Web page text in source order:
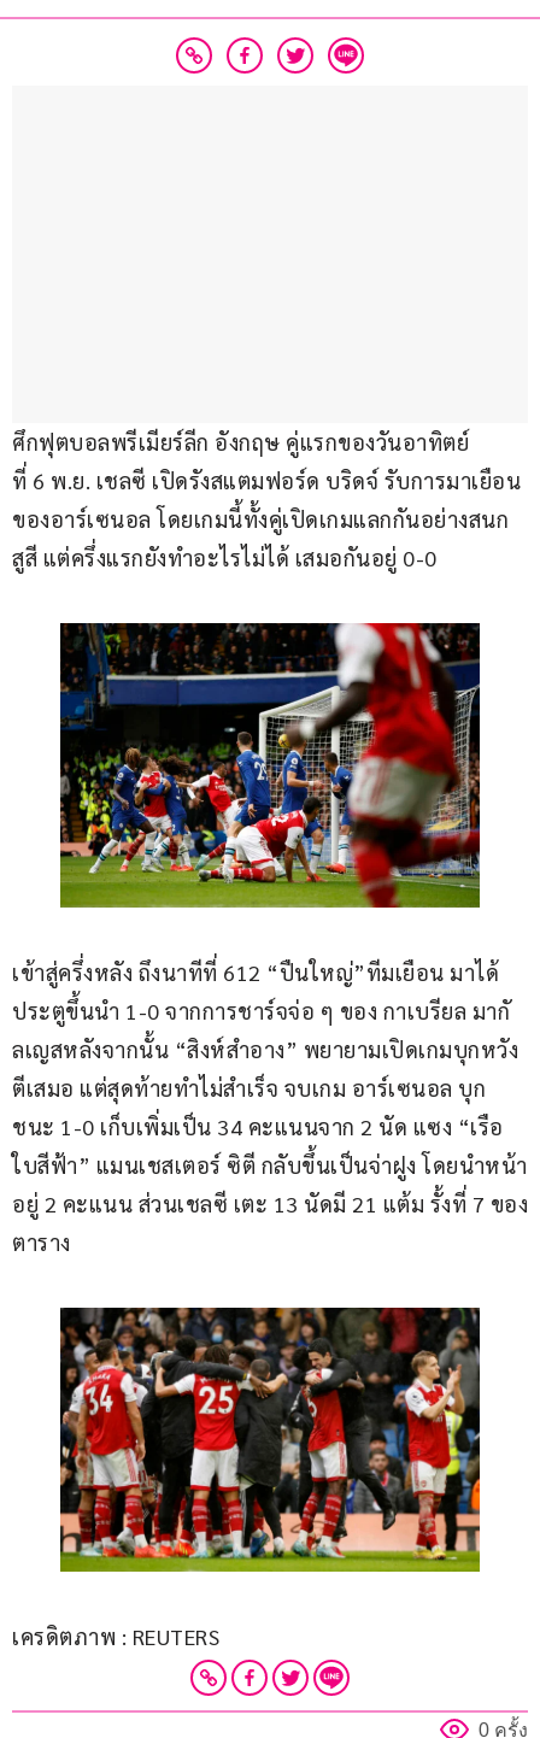
ศึกฟุตบอลพรีเมียร์ลีก อังกฤษ คู่แรกของวันอาทิตย์
ที่ 6 พ.ย. เชลซี เปิดรังสแตมฟอร์ด บริดจ์ รับการมาเยือน
ของอาร์เซนอล โดยเกมนี้ทั้งคู่เปิดเกมแลกกันอย่างสนก
สูสี แต่ครึ่งแรกยังทำอะไรไม่ได้ เสมอกันอยู่ 0-0
เข้าสู่ครึ่งหลัง ถึงนาทีที่ 612 “ปืนใหญ่”​ทีมเยือน มาได้
ประตูขึ้นนำ 1-0 จากการชาร์จจ่อ ๆ ของ กาเบรียล มากั
ลเญสหลังจากนั้น “สิงห์สำอาง” พยายามเปิดเกมบุกหวัง
ตีเสมอ แต่สุดท้ายทำไม่สำเร็จ จบเกม อาร์เซนอล บุก
ชนะ 1-0 เก็บเพิ่มเป็น 34 คะแนนจาก 2 นัด แซง “เรือ
ใบสีฟ้า” แมนเชสเตอร์ ซิตี กลับขึ้นเป็นจ่าฝูง โดยนำหน้า
อยู่ 2 คะแนน ส่วนเชลซี เตะ 13 นัดมี 21 แต้ม รั้งที่ 7 ของ
ตาราง
เครดิตภาพ : REUTERS
0 ครั้ง